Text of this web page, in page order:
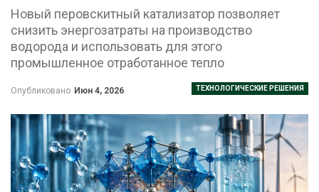
Новый перовскитный катализатор позволяет
снизить энергозатраты на производство
водорода и использовать для этого
промышленное отработанное тепло
ТЕХНОЛОГИЧЕСКИЕ РЕШЕНИЯ
Опубликовано Июн 4, 2026